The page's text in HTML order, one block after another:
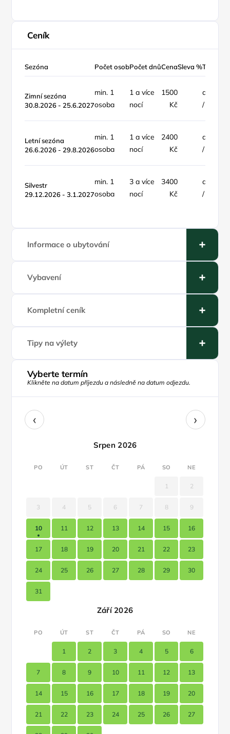
Ceník
Sezóna Počet osobPočet dnůCenaSleva %Typ ceny
Zimní sezóna
30.8.2026 - 25.6.2027
min. 1
osoba
1 a více
nocí
1500
Kč
/ noc
Letní sezóna
26.6.2026 - 29.8.2026
min. 1
osoba
1 a více
nocí
2400
Kč
/ noc
Silvestr
29.12.2026 - 3.1.2027
min. 1
osoba
3 a více
nocí
3400
Kč
/ noc
Informace o ubytování
Vybavení
Kompletní ceník
Tipy na výlety
Vyberte termín
Klikněte na datum příjezdu a následně na datum odjezdu.
‹ ›
Srpen 2026
PO ÚT ST ČT PÁ SO NE
1 2
3 4 5 6 7 8 9
10 11 12 13 14 15 16
17 18 19 20 21 22 23
24 25 26 27 28 29 30
31
Září 2026
PO ÚT ST ČT PÁ SO NE
1 2 3 4 5 6
7 8 9 10 11 12 13
14 15 16 17 18 19 20
21 22 23 24 25 26 27